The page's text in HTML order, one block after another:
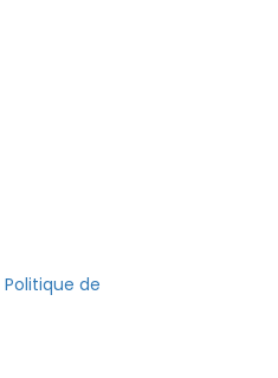
Politique de